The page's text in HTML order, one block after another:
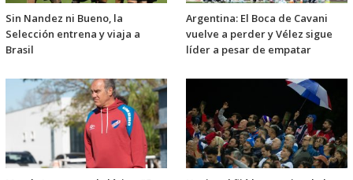
Sin Nandez ni Bueno, la
Selección entrena y viaja a
Brasil
Argentina: El Boca de Cavani
vuelve a perder y Vélez sigue
líder a pesar de empatar